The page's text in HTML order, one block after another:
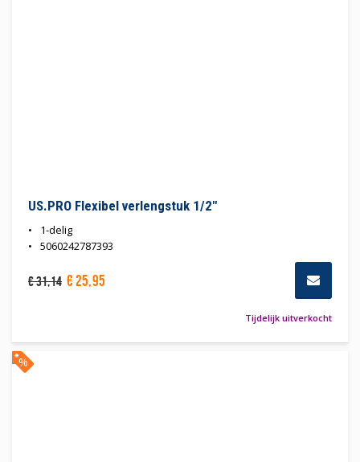
US.PRO Flexibel verlengstuk 1/2"
1-delig
5060242787393
€31,14 €25,95
Tijdelijk uitverkocht
%